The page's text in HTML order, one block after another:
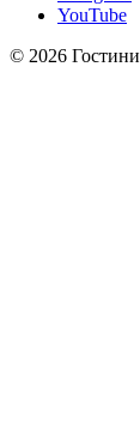
YouTube
© 2026